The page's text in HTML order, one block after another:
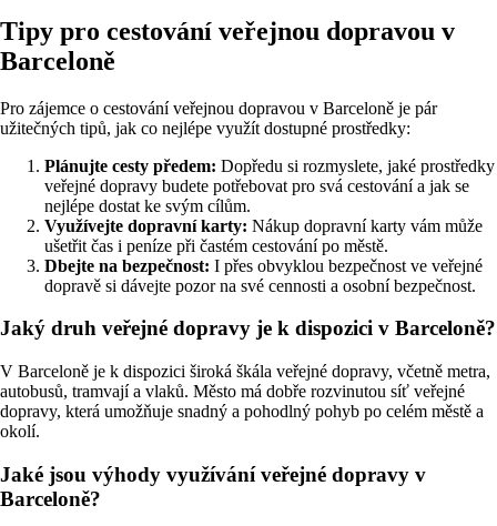
Tipy pro cestování veřejnou dopravou v
Barceloně
Pro zájemce o cestování veřejnou dopravou v Barceloně je pár
užitečných tipů, jak co nejlépe využít dostupné prostředky:
Plánujte cesty předem: Dopředu si rozmyslete, jaké prostředky
veřejné dopravy budete potřebovat pro svá cestování a jak se
nejlépe dostat ke svým cílům.
Využívejte dopravní karty: Nákup dopravní karty vám může
ušetřit čas i peníze při častém cestování po městě.
Dbejte na bezpečnost: I přes obvyklou bezpečnost ve veřejné
dopravě si dávejte pozor na své cennosti a osobní bezpečnost.
Jaký druh veřejné dopravy je k dispozici v Barceloně?
V Barceloně je k dispozici široká škála veřejné dopravy, včetně metra,
autobusů, tramvají a vlaků. Město má dobře rozvinutou síť veřejné
dopravy, která umožňuje snadný a pohodlný pohyb po celém městě a
okolí.
Jaké jsou výhody využívání veřejné dopravy v
Barceloně?